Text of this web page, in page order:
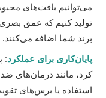
می‌توانیم بافت‌های
تولید کنیم که عمق
برند شما اضافه می‌کنند.
پایان‌کاری برای عملکرد:
کرد، مانند درمان‌های
استفاده یا برس‌های